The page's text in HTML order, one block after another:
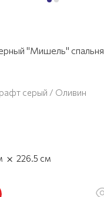
"Мишель" спальня
серый / Оливин
× 226.5 см